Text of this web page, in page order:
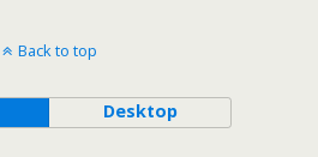
Back to top
Desktop